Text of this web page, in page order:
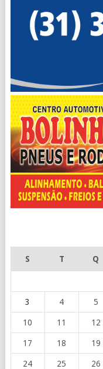
S T Q
3 4 5
10 11 12
17 18 19
24 25 26